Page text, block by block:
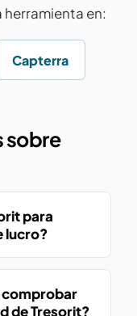
en:
Capterra
sobre
para
lucro?
comprobar
de Tresorit?